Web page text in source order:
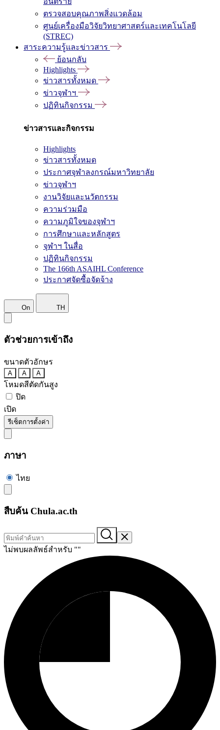
ตรวจสอบคุณภาพสิ่งแวดล้อม
ศูนย์เครื่องมือวิจัยวิทยาศาสตร์และเทคโนโลยี
(STREC)
สาระความรู้และข่าวสาร
ย้อนกลับ
Highlights
ข่าวสารทั้งหมด
ข่าวจุฬาฯ
ปฏิทินกิจกรรม
ข่าวสารและกิจกรรม
Highlights
ข่าวสารทั้งหมด
ประกาศจุฬาลงกรณ์มหาวิทยาลัย
ข่าวจุฬาฯ
งานวิจัยและนวัตกรรม
ความร่วมมือ
ความภูมิใจของจุฬาฯ
การศึกษาและหลักสูตร
จุฬาฯ ในสื่อ
ปฏิทินกิจกรรม
The 166th ASAIHL Conference
ประกาศจัดซื้อจัดจ้าง
On TH
ตัวช่วยการเข้าถึง
ขนาดตัวอักษร
A A A
โหมดสีตัดกันสูง
ปิด
เปิด
รีเซ็ตการตั้งค่า
ภาษา
ไทย
สืบค้น Chula.ac.th
ไม่พบผลลัพธ์สำหรับ ""